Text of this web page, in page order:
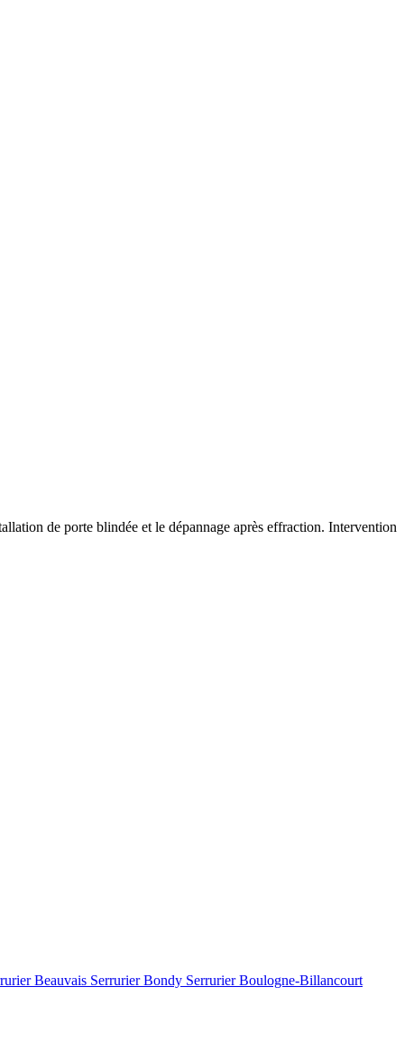
de porte blindée et le dépannage après effraction. Intervention
Beauvais Serrurier Bondy Serrurier Boulogne-Billancourt